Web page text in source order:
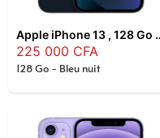
Apple
225 000 CFA
128 Go - Bleu nuit